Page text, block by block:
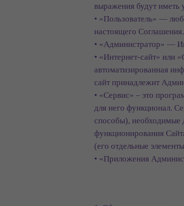
выражения будут иметь
• «Пользователь» —
настоящего Соглашения.
• «Администратор» —
• «Интернет-сайт» или
автоматизированная
сайт принадлежит
• «Сервис» – это
для него функционал.
способы), необходимые
функционирования
(его отдельные
• «Приложения